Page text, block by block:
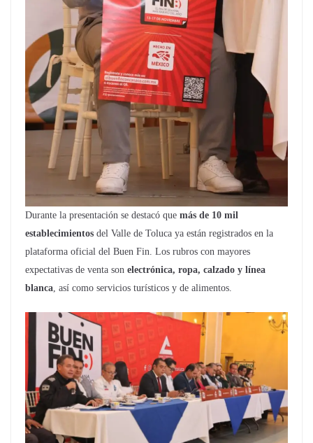
Durante la presentación se destacó que más de 10 mil
establecimientos del Valle de Toluca ya están registrados en la
plataforma oficial del Buen Fin. Los rubros con mayores
expectativas de venta son electrónica, ropa, calzado y línea
blanca , así como servicios turísticos y de alimentos.